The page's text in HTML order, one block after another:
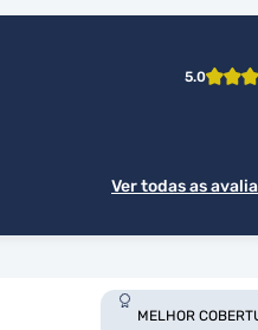
5.0
Ver todas as
MELHOR